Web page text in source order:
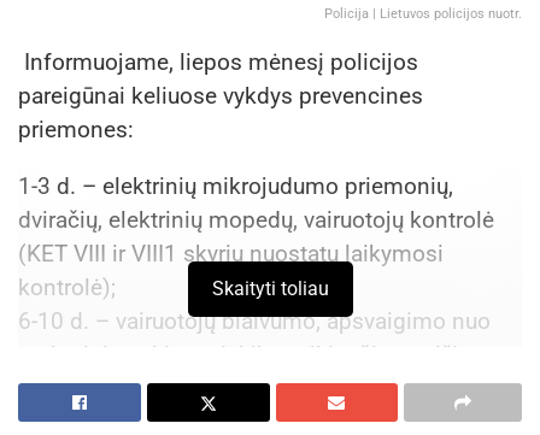
Policija | Lietuvos policijos nuotr.
Informuojame, liepos mėnesį policijos
pareigūnai keliuose vykdys prevencines
priemones:
1-3 d. – elektrinių mikrojudumo priemonių,
dviračių, elektrinių mopedų, vairuotojų kontrolė
(KET VIII ir VIII1 skyrių nuostatų laikymosi
kontrolė);
6-10 d. – vairuotojų blaivumo, apsvaigimo nuo
narkotinių ar kitų psichiką veikiančių medžiagų
kontrolė;
13-15 d. – vairuotojų veiklos, nesusijusios su
Skaityti toliau